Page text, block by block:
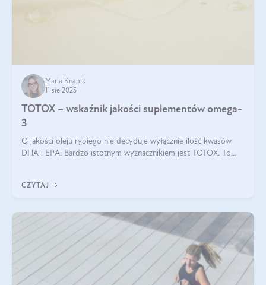
Maria Knapik
11 sie 2025
TOTOX – wskaźnik jakości suplementów omega-
3
O jakości oleju rybiego nie decyduje wyłącznie ilość kwasów
DHA i EPA. Bardzo istotnym wyznacznikiem jest TOTOX. To
CZYTAJ